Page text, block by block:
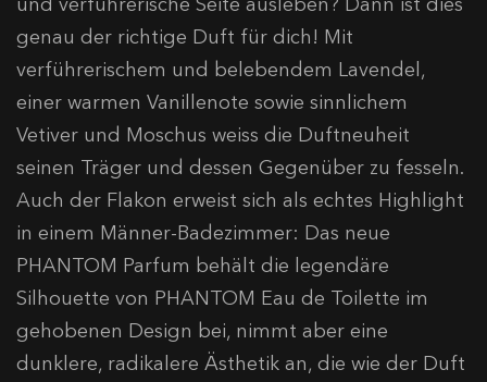
genau der richtige Duft für dich! Mit
verführerischem und belebendem Lavendel,
einer warmen Vanillenote sowie sinnlichem
Vetiver und Moschus weiss die Duftneuheit
seinen Träger und dessen Gegenüber zu fesseln.
Auch der Flakon erweist sich als echtes Highlight
in einem Männer-Badezimmer: Das neue
PHANTOM Parfum behält die legendäre
Silhouette von PHANTOM Eau de Toilette im
gehobenen Design bei, nimmt aber eine
dunklere, radikalere Ästhetik an, die wie der Duft